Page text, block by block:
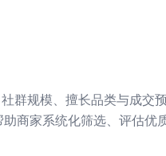
群规模、擅长品类与成交
商家系统化筛选、评估优